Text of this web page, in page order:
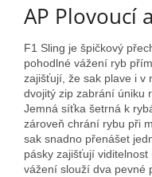
AP Plovoucí
F1 Sling je špičkový
pohodlné vážení ryb
zajišťují, že sak plave i v
dvojitý zip zabrání úniku
Jemná síťka šetrná k
zároveň chrání rybu při
sak snadno přenášet
pásky zajišťují
vážení slouží dva pevné